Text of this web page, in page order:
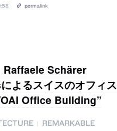
permalink
Schärer
よるスイスのオフィス
OAI Office Building”
REMARKABLE